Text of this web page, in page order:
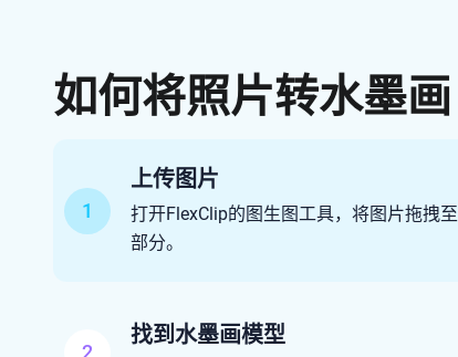
如何将照片转水墨画
1
上传图片
打开FlexClip的图生图工具，将图片拖拽
部分。
找到水墨画模型